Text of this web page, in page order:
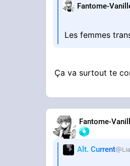
Fantome-
Les femmes
Ça va surtout te
Fantome-
Alt. Current